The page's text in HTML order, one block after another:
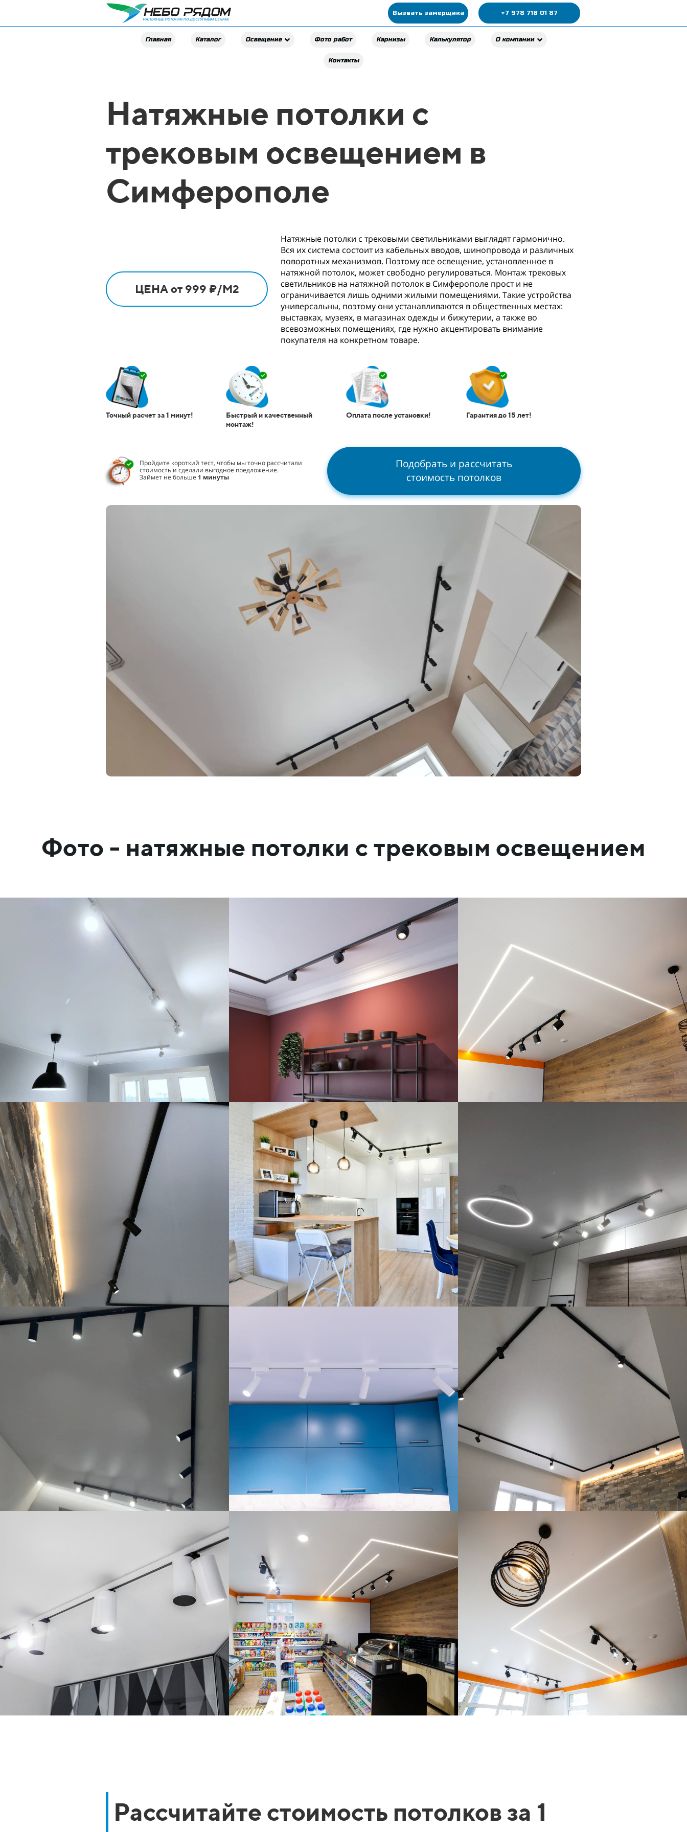
Вызвать замерщика +7 978 718 01 87
Главная Каталог Освещение Фото работ Карнизы Калькулятор О компании
Контакты
Натяжные потолки с
трековым освещением в
Симферополе
ЦЕНА от 999 ₽/М2
Натяжные потолки с трековыми светильниками выглядят гармонично.
Вся их система состоит из кабельных вводов, шинопровода и различных
поворотных механизмов. Поэтому все освещение, установленное в
натяжной потолок, может свободно регулироваться. Монтаж трековых
светильников на натяжной потолок в Симферополе прост и не
ограничивается лишь одними жилыми помещениями. Такие устройства
универсальны, поэтому они устанавливаются в общественных местах:
выставках, музеях, в магазинах одежды и бижутерии, а также во
всевозможных помещениях, где нужно акцентировать внимание
покупателя на конкретном товаре.
Точный расчет за 1 минут!
Быстрый и качественный
монтаж!
Оплата после установки! Гарантия до 15 лет!
Пройдите короткий тест, чтобы мы точно рассчитали
стоимость и сделали выгодное предложение.
Займет не больше 1 минуты
Подобрать и рассчитать
стоимость потолков
Фото - натяжные потолки с трековым освещением
Рассчитайте стоимость потолков за 1